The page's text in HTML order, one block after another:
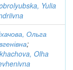
Yulia
Ольга
;
Olha